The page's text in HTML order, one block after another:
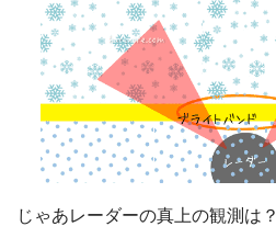
じゃあレーダーの真上の観測は？